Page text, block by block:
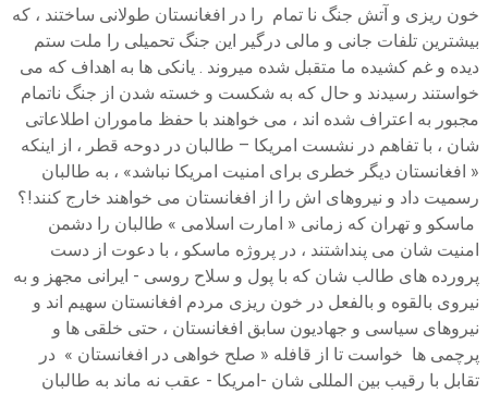
خون ریزی و آتش جنگ نا تمام را در افغانستان طولانی ساختند ، که
بیشترین تلفات جانی و مالی درگیر این جنگ تحمیلی را ملت ستم
دیده و غم کشیده ما متقبل شده میروند . یانکی ها به اهداف که می
خواستند رسیدند و حال که به شکست و خسته شدن از جنگ ناتمام
مجبور به اعتراف شده اند ، می خواهند با حفظ ماموران اطلاعاتی
شان ، با تفاهم در نشست امریکا – طالبان در دوحه قطر ، از اینکه
« افغانستان دیگر خطری برای امنیت امریکا نباشد» ، به طالبان
رسمیت داد و نیروهای اش را از افغانستان می خواهند خارج کنند!؟
ماسکو و تهران که زمانی « امارت اسلامی » طالبان را دشمن
امنیت شان می پنداشتند ، در پروژه ماسکو ، با دعوت از دست
پرورده های طالب شان که با پول و سلاح روسی - ایرانی مجهز و به
نیروی بالقوه و بالفعل در خون ریزی مردم افغانستان سهیم اند و
نیروهای سیاسی و جهادیون سابق افغانستان ، حتی خلقی ها و
پرچمی ها خواست تا از قافله « صلح خواهی در افغانستان » در
تقابل با رقیب بین المللی شان -امریکا - عقب نه ماند به طالبان